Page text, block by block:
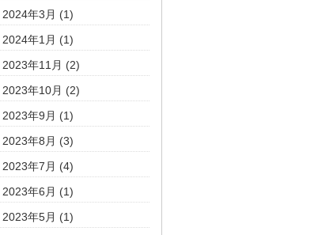
2024年3月 (1)
2024年1月 (1)
2023年11月 (2)
2023年10月 (2)
2023年9月 (1)
2023年8月 (3)
2023年7月 (4)
2023年6月 (1)
2023年5月 (1)